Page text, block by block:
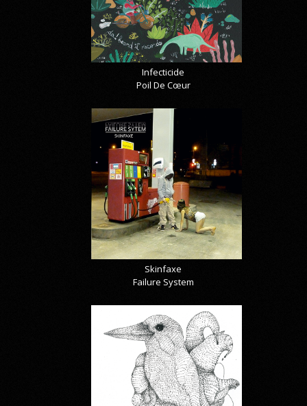
Infecticide
Poil De Cœur
Skinfaxe
Failure System